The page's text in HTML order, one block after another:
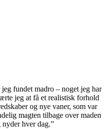
fundet madro – noget jeg har
jeg at få et realistisk forhold
og nye vaner, som var
magten tilbage over maden
hver dag.”